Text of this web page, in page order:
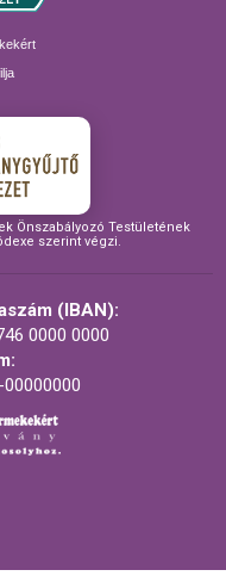
Önszabályozó Testületének
szerint végzi.
(IBAN):
0000 0000